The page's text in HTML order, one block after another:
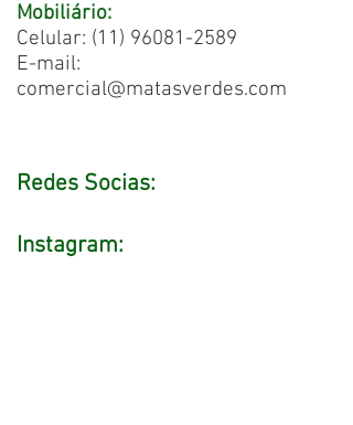
Redes Socias:
Instagram:
Mobiliário:
Celular: (11) 96081-2589
E-mail:
comercial@matasverdes.com